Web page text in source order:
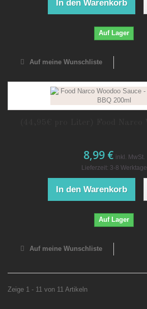
In den Warenkorb
Auf Lager
Auf meine Wunschliste
8,99 € inkl. MwSt.
Lieferzeit: 3-8 Werktage
In den Warenkorb
Auf Lager
Auf meine Wunschliste
Zeige 1 - 11 von 11 Artikeln